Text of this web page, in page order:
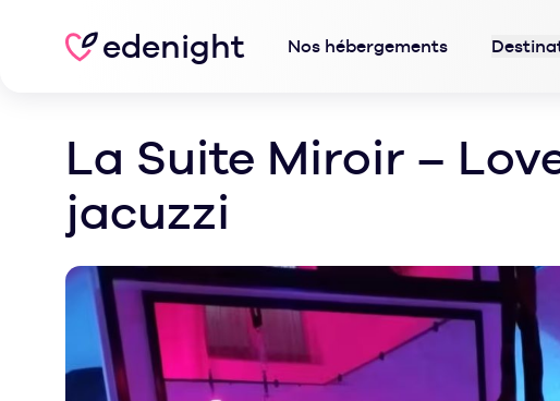
edenight Nos hébergements
La Suite Miroir –
jacuzzi